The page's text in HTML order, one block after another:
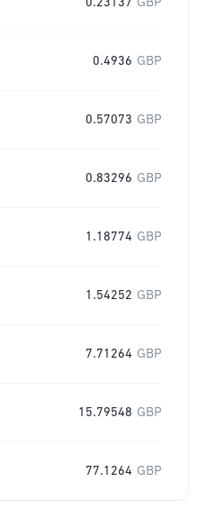
0.23137 GBP
0.4936 GBP
0.57073 GBP
0.83296 GBP
1.18774 GBP
1.54252 GBP
7.71264 GBP
15.79548 GBP
77.1264 GBP